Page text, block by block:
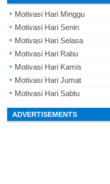
Motivasi Hari Minggu
Motivasi Hari Senin
Motivasi Hari Selasa
Motivasi Hari Rabu
Motivasi Hari Kamis
Motivasi Hari Jumat
Motivasi Hari Sabtu
ADVERTISEMENTS